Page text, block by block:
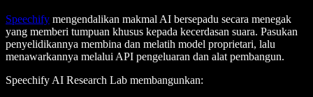
Speechify mengendalikan makmal AI bersepadu secara menegak
yang memberi tumpuan khusus kepada kecerdasan suara. Pasukan
penyelidikannya membina dan melatih model proprietari, lalu
menawarkannya melalui API pengeluaran dan alat pembangun.
Speechify AI Research Lab membangunkan: